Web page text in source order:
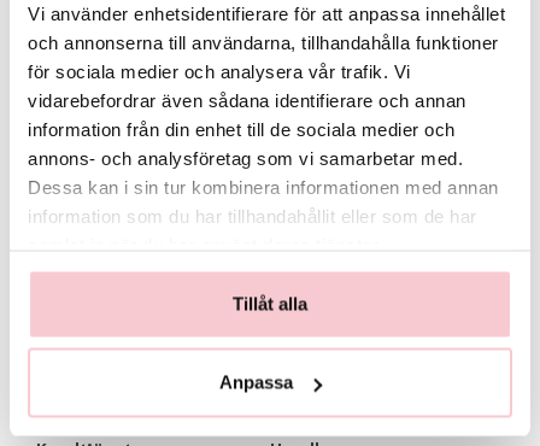
Vi använder enhetsidentifierare för att anpassa innehållet
och annonserna till användarna, tillhandahålla funktioner
för sociala medier och analysera vår trafik. Vi
vidarebefordrar även sådana identifierare och annan
information från din enhet till de sociala medier och
annons- och analysföretag som vi samarbetar med.
Dessa kan i sin tur kombinera informationen med annan
information som du har tillhandahållit eller som de har
Tillåt alla
Anpassa
emulgeringsmedel (sojalecitin), arom (vanilj), färgämne (karoten). INNEHÅLLER
HASSELNÖTTER, MANDEL OCH MJÖLK. KAN INNEHÅLLA SPÅR AV ANDRA NÖTTER
OCH VETE.
Leveransvillkor för denna kategori
OBS: Kan ej levereras samma dag som mottagen beställning. Inga
Skickas med paket hem till mottagaren via DHL, PostNord eller Early Bird.
Stopptid vardagar för att kunna lämna depån samma dag: 11:00.
Ungefärliga leveranstider: Se artikelbeskrivning.
Läs mer
Artikelnummer:
SKU 10303
2020-12-24 avJessica